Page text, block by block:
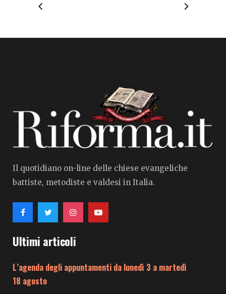
Il quotidiano on-line delle chiese evangeliche
battiste, metodiste e valdesi in Italia.
Ultimi articoli
L’agenda degli appuntamenti da lunedì 3 a martedì
18 agosto